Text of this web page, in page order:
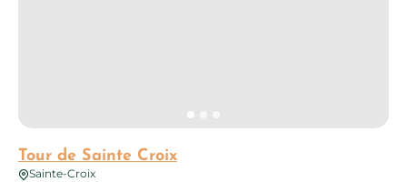
Tour de Sainte Croix
Sainte-Croix